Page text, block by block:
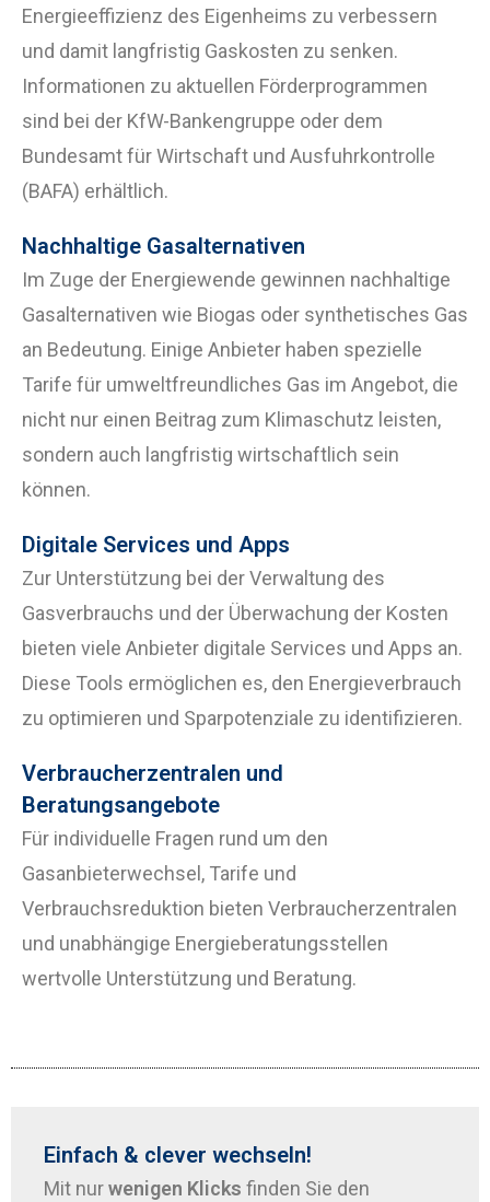
Energieeffizienz des Eigenheims zu verbessern
und damit langfristig Gaskosten zu senken.
Informationen zu aktuellen Förderprogrammen
sind bei der KfW-Bankengruppe oder dem
Bundesamt für Wirtschaft und Ausfuhrkontrolle
(BAFA) erhältlich.
Nachhaltige Gasalternativen
Im Zuge der Energiewende gewinnen nachhaltige
Gasalternativen wie Biogas oder synthetisches Gas
an Bedeutung. Einige Anbieter haben spezielle
Tarife für umweltfreundliches Gas im Angebot, die
nicht nur einen Beitrag zum Klimaschutz leisten,
sondern auch langfristig wirtschaftlich sein
können.
Digitale Services und Apps
Zur Unterstützung bei der Verwaltung des
Gasverbrauchs und der Überwachung der Kosten
bieten viele Anbieter digitale Services und Apps an.
Diese Tools ermöglichen es, den Energieverbrauch
zu optimieren und Sparpotenziale zu identifizieren.
Verbraucherzentralen und
Beratungsangebote
Für individuelle Fragen rund um den
Gasanbieterwechsel, Tarife und
Verbrauchsreduktion bieten Verbraucherzentralen
und unabhängige Energieberatungsstellen
wertvolle Unterstützung und Beratung.
Einfach & clever wechseln!
Mit nurwenigen Klicks finden Sie den